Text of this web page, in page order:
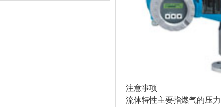
注意事项
流体特性主要指燃气的压